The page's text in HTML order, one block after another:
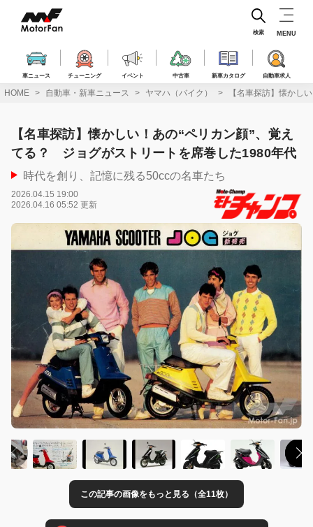
ス
車ニュース チューニング イベント 中古車 新車カタログ 自動車求人
検索 MENU
HOME 自動車・新車ニュース ヤマハ（バイク） 【名車探訪】懐かし
【名車探訪】懐かしい！あの“ペリカン顔”、覚え
てる？ ジョグがストリートを席巻した1980年代
時代を創り、記憶に残る50ccの名車たち
2026.04.15 19:00
2026.04.16 05:52 更新
この記事の画像をもっと見る（全11枚）